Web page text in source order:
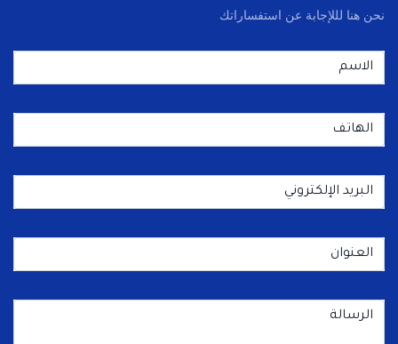
نحن هنا لللإجابة عن استفساراتك